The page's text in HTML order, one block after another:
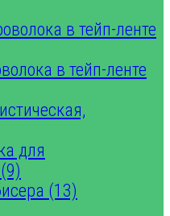
в тейп-ленте
в тейп-ленте
для
(13)